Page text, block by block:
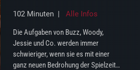
102 Minuten | Alle Infos
Die Aufgaben von Buzz, Woody,
Jessie und Co. werden immer
schwieriger, wenn sie es mit einer
ganz neuen Bedrohung der Spielzeit